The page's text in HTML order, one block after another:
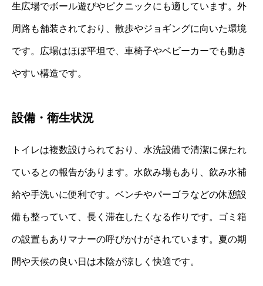
生広場でボール遊びやピクニックにも適しています。外
周路も舗装されており、散歩やジョギングに向いた環境
です。広場はほぼ平坦で、車椅子やベビーカーでも動き
やすい構造です。
設備・衛生状況
トイレは複数設けられており、水洗設備で清潔に保たれ
ているとの報告があります。水飲み場もあり、飲み水補
給や手洗いに便利です。ベンチやパーゴラなどの休憩設
備も整っていて、長く滞在したくなる作りです。ゴミ箱
の設置もありマナーの呼びかけがされています。夏の期
間や天候の良い日は木陰が涼しく快適です。